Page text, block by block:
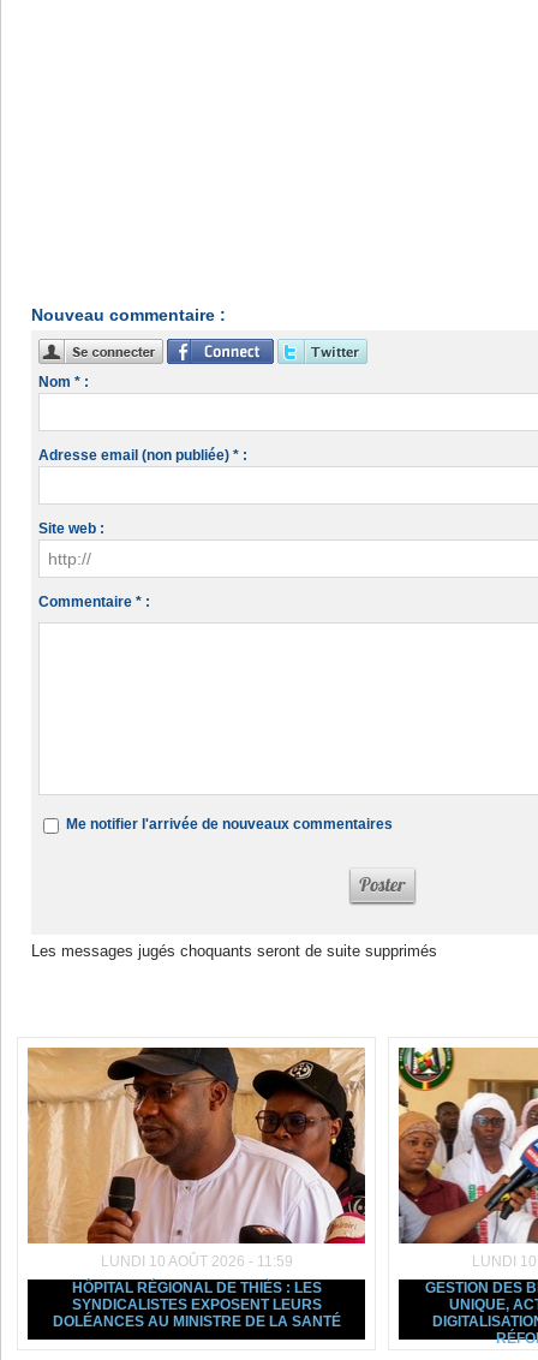
Nouveau commentaire :
Nom * :
Adresse email (non publiée) * :
Site web :
Commentaire * :
Me notifier l'arrivée de nouveaux commentaires
Les messages jugés choquants seront de suite supprimés
LUNDI 10 AOÛT 2026 - 11:59
HÔPITAL RÉGIONAL DE THIÈS : LES
SYNDICALISTES EXPOSENT LEURS
DOLÉANCES AU MINISTRE DE LA SANTÉ
LUNDI
GESTION DES
UNIQUE,